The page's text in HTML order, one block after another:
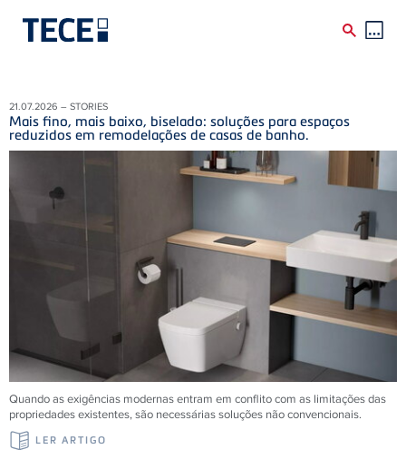
21.07.2026 – STORIES
Mais fino, mais baixo, biselado: soluções para espaços
reduzidos em remodelações de casas de banho.
Quando as exigências modernas entram em conflito com as limitações das
propriedades existentes, são necessárias soluções não convencionais.
LER ARTIGO